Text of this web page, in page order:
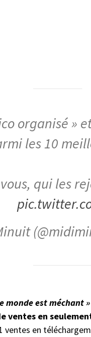
organisé »
les 10
qui les
monde est méchant »
ventes en
ventes en